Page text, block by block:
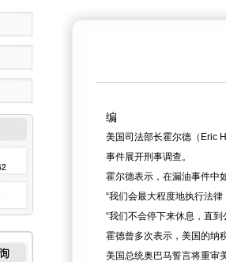
编
美国司法部长霍尔德（Eric
事件展开刑事调查。
霍尔德表示，在漏油事件中
“我们会最大程度地执行法
“我们不会停下来休息，直到
霍德曾多次表示，美国的纳
美国总统奥巴马誓言将重审